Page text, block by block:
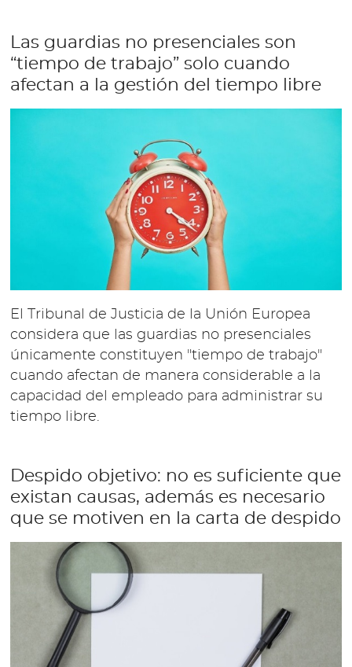
Las guardias no presenciales son
“tiempo de trabajo” solo cuando
afectan a la gestión del tiempo libre
El Tribunal de Justicia de la Unión Europea
considera que las guardias no presenciales
únicamente constituyen "tiempo de trabajo"
cuando afectan de manera considerable a la
capacidad del empleado para administrar su
tiempo libre.
Despido objetivo: no es suficiente que
existan causas, además es necesario
que se motiven en la carta de despido